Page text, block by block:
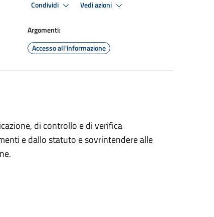
Condividi Vedi azioni
Argomenti:
Accesso all'informazione
di controllo e di verifica
e dallo statuto e sovrintendere alle